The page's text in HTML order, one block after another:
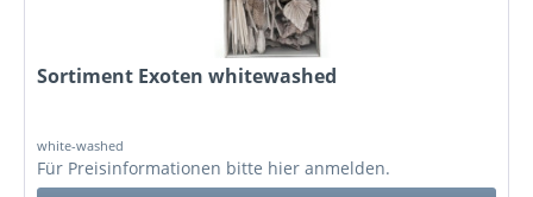
Sortiment Exoten whitewashed
white-washed
Für Preisinformationen bitte hier anmelden.